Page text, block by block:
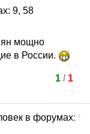
мощно
в России.
1/ 1